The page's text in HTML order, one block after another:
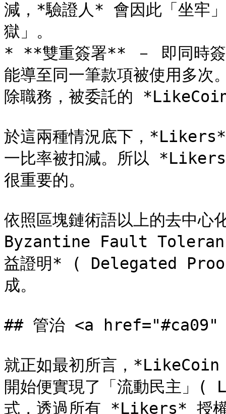
減，*驗證人* 會因此「坐牢
獄」。
* **雙重簽署** － 即同時簽
能導至同一筆款項被使用多
除職務，被委託的
於這兩種情況底下，
一比率被扣減。所以
很重要的。
依照區塊鏈術語以上的去中
Byzantine Fault
益證明* ( Delegated
成。
## 管治 <a
就正如最初所言，*LikeCoin
開始便實現了「流動民主
式，透過所有 *Likers* 授